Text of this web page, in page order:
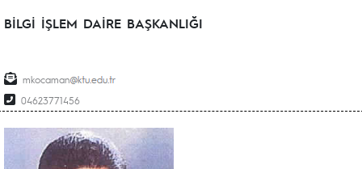
BİLGİ İŞLEM DAİRE BAŞKANLIĞI
mkocaman
04623771456